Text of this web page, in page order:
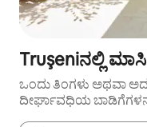
Truşeniನಲ್ಲಿ
ಒಂದು ತಿಂಗಳು ಅಥವಾ
ದೀರ್ಘಾವಧಿಯ